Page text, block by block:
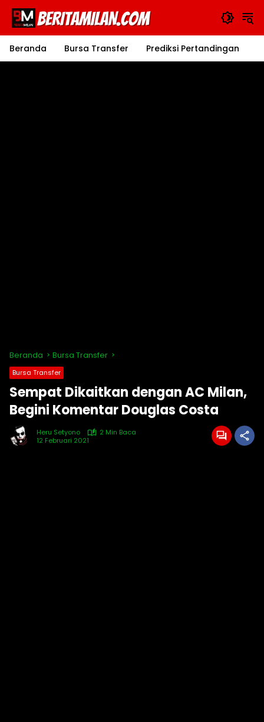
Langsung
konten
Beranda
Bursa Transfer Prediksi Pertandingan
Beranda Bursa Transfer
Bursa Transfer
Sempat Dikaitkan dengan AC Milan,
Begini Komentar Douglas Costa
Heru Setyono
2 Min Baca
12 Februari 2021